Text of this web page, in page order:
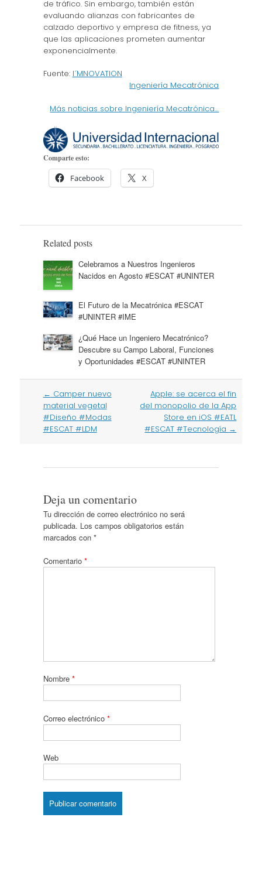
de tráfico. Sin embargo, también están
evaluando alianzas con fabricantes de
calzado deportivo y empresa de fitness, ya
que las aplicaciones prometen aumentar
exponencialmente.
Fuente: I´MNOVATION
Ingeniería Mecatrónica
Más noticias sobre Ingeniería Mecatrónica…
Comparte esto:
Facebook X
Related posts
Celebramos a Nuestros Ingenieros
Nacidos en Agosto #ESCAT #UNINTER
El Futuro de la Mecatrónica #ESCAT
#UNINTER #IME
¿Qué Hace un Ingeniero Mecatrónico?
Descubre su Campo Laboral, Funciones
y Oportunidades #ESCAT #UNINTER
Post
navigation
← Camper nuevo
material vegetal
#Diseño #Modas
#ESCAT #LDM
Apple: se acerca el fin
del monopolio de la App
Store en iOS #EATL
#ESCAT #Tecnología →
Deja un comentario
Tu dirección de correo electrónico no será
publicada. Los campos obligatorios están
marcados con *
Comentario *
Nombre *
Correo electrónico *
Web